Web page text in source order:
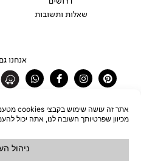
שאלות ותשובות
אנחנו
Pinterest
Instagram
Facebook-
f
רוצים